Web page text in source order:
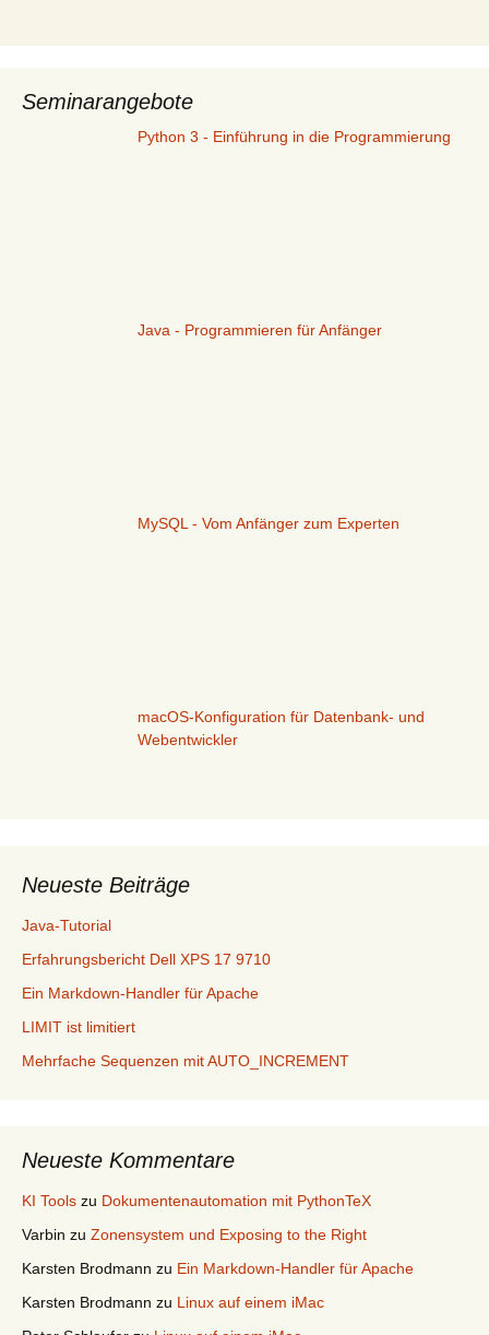
Seminarangebote
Python 3 - Einführung in die Programmierung
Java - Programmieren für Anfänger
MySQL - Vom Anfänger zum Experten
macOS-Konfiguration für Datenbank- und
Webentwickler
Neueste Beiträge
Java-Tutorial
Erfahrungsbericht Dell XPS 17 9710
Ein Markdown-Handler für Apache
LIMIT ist limitiert
Mehrfache Sequenzen mit AUTO_INCREMENT
Neueste Kommentare
KI Tools zu Dokumentenautomation mit PythonTeX
Varbin zu Zonensystem und Exposing to the Right
Karsten Brodmann zu Ein Markdown-Handler für Apache
Karsten Brodmann zu Linux auf einem iMac